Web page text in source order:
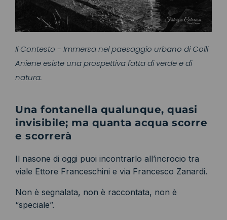
Il Contesto - Immersa nel paesaggio urbano di Colli
Aniene esiste una prospettiva fatta di verde e di
natura.
Una fontanella qualunque, quasi
invisibile; ma quanta acqua scorre
e scorrerà
Il nasone di oggi puoi incontrarlo all’incrocio tra
viale Ettore Franceschini e via Francesco Zanardi.
Non è segnalata, non è raccontata, non è
“speciale”.